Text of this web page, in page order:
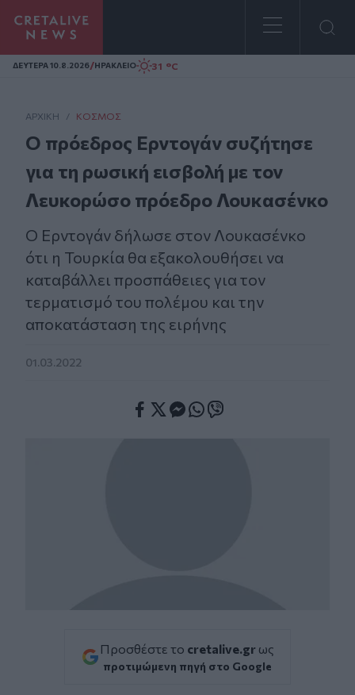
Homepage
ΔΕΥΤΕΡΑ 10.8.2026/ΗΡΑΚΛΕΙΟ 31 °C
ΑΡΧΙΚΗ / ΚΌΣΜΟΣ
Ο πρόεδρος Ερντογάν συζήτησε
για τη ρωσική εισβολή με τον
Λευκορώσο πρόεδρο Λουκασένκο
O Ερντογάν δήλωσε στον Λουκασένκο
ότι η Τουρκία θα εξακολουθήσει να
καταβάλλει προσπάθειες για τον
τερματισμό του πολέμου και την
αποκατάσταση της ειρήνης
01.03.2022
Προσθέστε το cretalive.gr ως
προτιμώμενη πηγή στο Google